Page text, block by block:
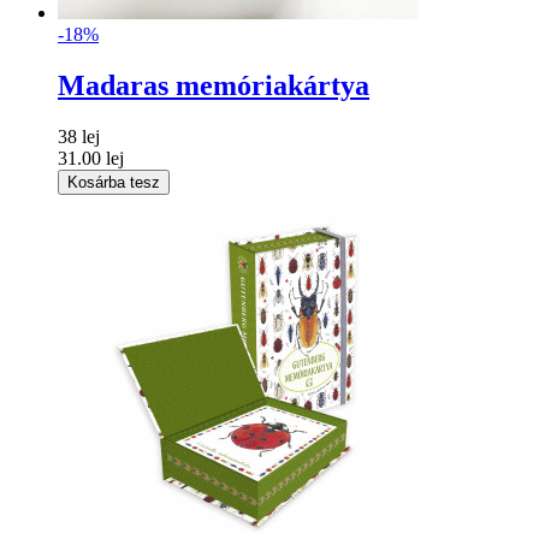
-18%
Madaras memóriakártya
38 lej
31.00 lej
Kosárba tesz